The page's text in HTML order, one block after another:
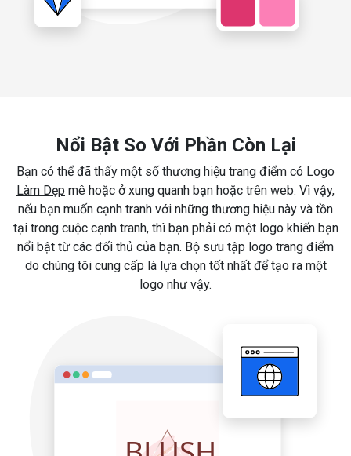
Nổi Bật So Với Phần Còn Lại
Bạn có thể đã thấy một số thương hiệu trang điểm có Logo
Làm Dẹp mê hoặc ở xung quanh bạn hoặc trên web. Vì vậy,
nếu bạn muốn cạnh tranh với những thương hiệu này và tồn
tại trong cuộc cạnh tranh, thì bạn phải có một logo khiến bạn
nổi bật từ các đối thủ của bạn. Bộ sưu tập logo trang điểm
do chúng tôi cung cấp là lựa chọn tốt nhất để tạo ra một
logo như vậy.